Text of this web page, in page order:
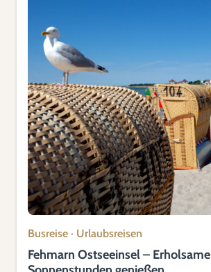
Busreise · Urlaubsreisen
Fehmarn Ostseeinsel – Erholsame